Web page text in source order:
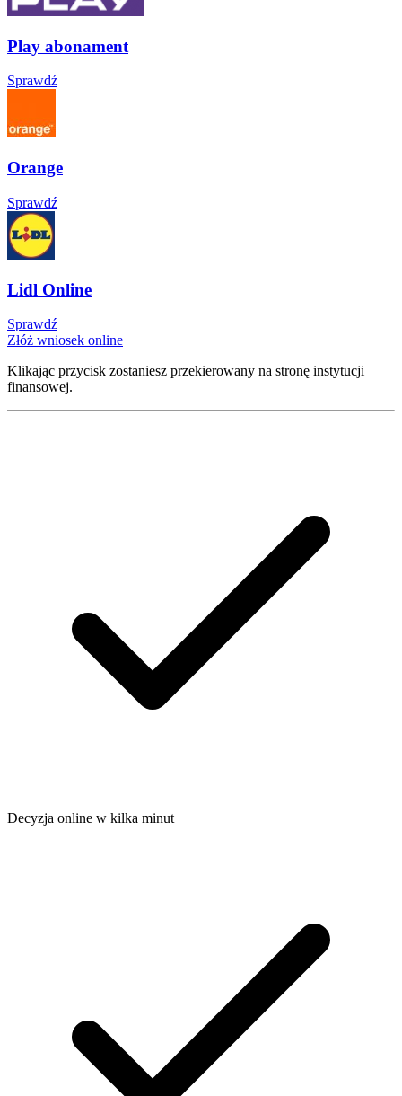
Play abonament
Sprawdź
Orange
Sprawdź
Lidl Online
Sprawdź
Złóż wniosek online
Klikając przycisk zostaniesz przekierowany na stronę instytucji
finansowej.
Decyzja online w kilka minut